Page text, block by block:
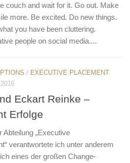
couch and wait for it. Go out. Make
more. Be excited. Do new things.
you have been cluttering.
people on social media....
/ EXECUTIVE PLACEMENT
Eckart Reinke –
Erfolge
Abteilung „Executive
verantwortete ich unter anderem
eines der großen Change-